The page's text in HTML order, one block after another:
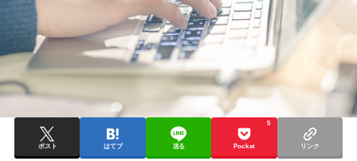
ポスト はてブ 送る Pocket
5
リンク